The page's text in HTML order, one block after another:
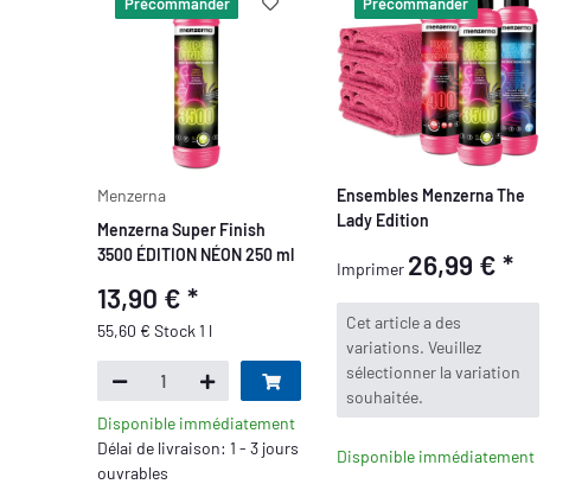
Menzerna
Menzerna Super Finish
3500 ÉDITION NÉON 250 ml
13,90 €*
55,60 € Stock 1 l
Disponible immédiatement
Délai de livraison: 1 - 3 jours
ouvrables
Ensembles Menzerna The
Lady Edition
Imprimer 26,99 € *
x
Cet article a des
variations. Veuillez
sélectionner la variation
souhaitée.
Disponible immédiatement